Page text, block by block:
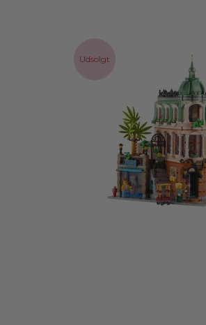
Udsolgt